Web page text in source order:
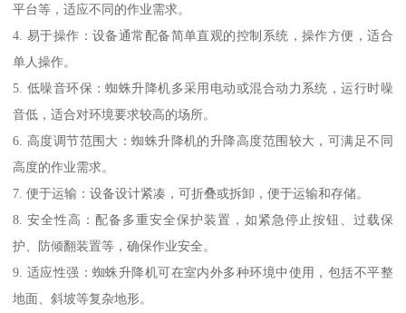
平台等，适应不同的作业需求。
4. 易于操作：设备通常配备简单直观的控制系统，操作方便，适合
单人操作。
5. 低噪音环保：蜘蛛升降机多采用电动或混合动力系统，运行时噪
音低，适合对环境要求较高的场所。
6. 高度调节范围大：蜘蛛升降机的升降高度范围较大，可满足不同
高度的作业需求。
7. 便于运输：设备设计紧凑，可折叠或拆卸，便于运输和存储。
8. 安全性高：配备多重安全保护装置，如紧急停止按钮、过载保
护、防倾翻装置等，确保作业安全。
9. 适应性强：蜘蛛升降机可在室内外多种环境中使用，包括不平整
地面、斜坡等复杂地形。